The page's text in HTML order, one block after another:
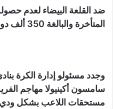
ضد القلعة البيضاء لعدم
المتأخرة والبالغة 350 ألف دولار.
وجدد مسئولو إدارة الكرة
سامسون أكينيولا مهاجم
مستحقات اللاعب بشكل